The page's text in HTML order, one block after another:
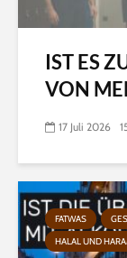
IST ES
VON
17 Juli 2026
FATWAS
HALAL UND